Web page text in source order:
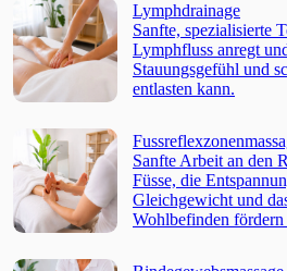
Lymphdrainage
Sanfte, spezialisierte
Lymphfluss anregt
Stauungsgefühl und
entlasten kann.
Sanfte Arbeit an den
Füsse, die
Gleichgewicht und
Wohlbefinden fördern